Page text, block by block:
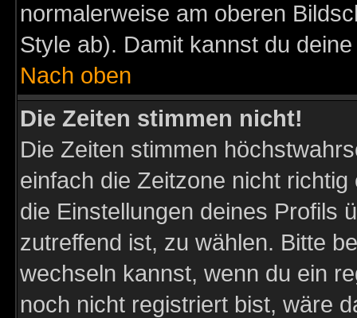
normalerweise am oberen
Style ab). Damit kannst du
Nach oben
Die Zeiten stimmen nicht!
Die Zeiten stimmen
einfach die Zeitzone nicht
die Einstellungen deines Profils
zutreffend ist, zu wählen. Bitte
wechseln kannst, wenn du ein
noch nicht registriert bist, wäre